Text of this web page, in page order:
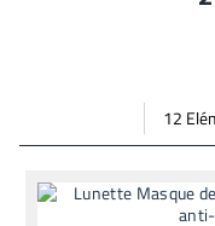
Mode vignette
Mode
Par
page